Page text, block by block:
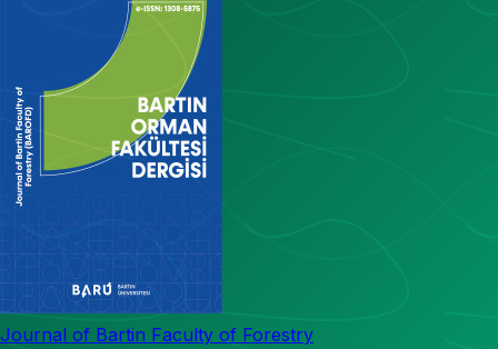
Journal of Bartin Faculty of Forestry